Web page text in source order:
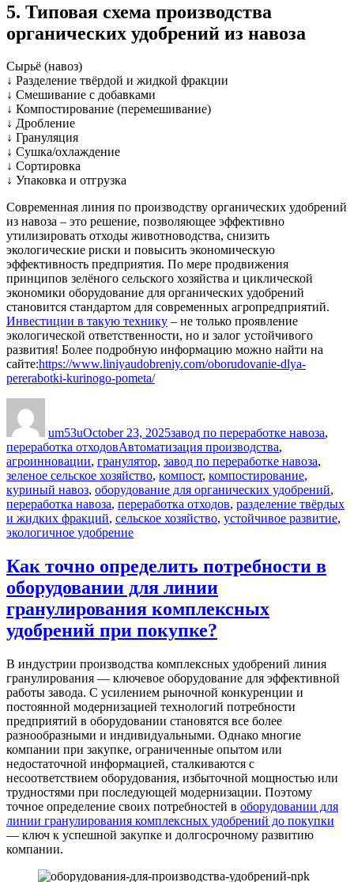
5. Типовая схема производства
органических удобрений из навоза
Сырьё (навоз)
↓ Разделение твёрдой и жидкой фракции
↓ Смешивание с добавками
↓ Компостирование (перемешивание)
↓ Дробление
↓ Грануляция
↓ Сушка/охлаждение
↓ Сортировка
↓ Упаковка и отгрузка
Современная линия по производству органических удобрений
из навоза – это решение, позволяющее эффективно
утилизировать отходы животноводства, снизить
экологические риски и повысить экономическую
эффективность предприятия. По мере продвижения
принципов зелёного сельского хозяйства и циклической
экономики оборудование для органических удобрений
становится стандартом для современных агропредприятий.
Инвестиции в такую технику – не только проявление
экологической ответственности, но и залог устойчивого
развития! Более подробную информацию можно найти на
сайте:https://www.liniyaudobreniy.com/oborudovanie-dlya-
pererabotki-kurinogo-pometa/
um53uOctober 23, 2025завод по переработке навоза,
переработка отходовTags
Автоматизация производства,
агроинновации, гранулятор, завод по переработке навоза,
зеленое сельское хозяйство, компост, компостирование,
куриный навоз, оборудование для органических удобрений,
переработка навоза, переработка отходов, разделение твёрдых
и жидких фракций, сельское хозяйство, устойчивое развитие,
экологичное удобрение
Как точно определить потребности в
оборудовании для линии
гранулирования комплексных
удобрений при покупке?
В индустрии производства комплексных удобрений линия
гранулирования — ключевое оборудование для эффективной
работы завода. С усилением рыночной конкуренции и
постоянной модернизацией технологий потребности
предприятий в оборудовании становятся все более
разнообразными и индивидуальными. Однако многие
компании при закупке, ограниченные опытом или
недостаточной информацией, сталкиваются с
несоответствием оборудования, избыточной мощностью или
трудностями при последующей модернизации. Поэтому
точное определение своих потребностей в оборудовании для
линии гранулирования комплексных удобрений до покупки
— ключ к успешной закупке и долгосрочному развитию
компании.